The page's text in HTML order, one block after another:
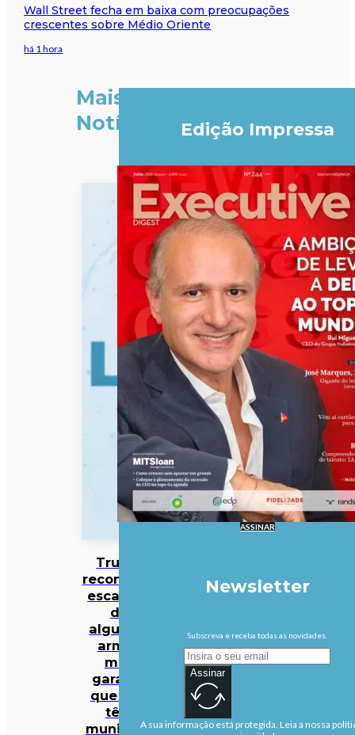
Wall Street fecha em baixa com preocupações
crescentes sobre Médio Oriente
há 1 hora
Mais
Notícias
Trump
reconhece
escassez
de
algumas
armas
mas
garante
que EUA
têm
munições
Edição Impressa
ASSINAR
Newsletter
Subscreva e receba todas as novidades.
Assinar
A sua informação está protegida. Leia a nossa